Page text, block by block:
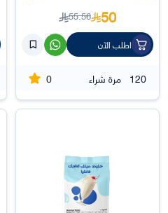
50
55.56
اطلب الآن
120 مرة شراء 0